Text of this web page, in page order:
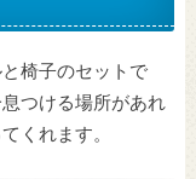
椅子のセットで
つける場所があれ
くれます。